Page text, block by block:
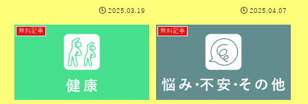
だ。先週も、今週も、そして来週
く...
2025.03.19
るような思想でも教えでもありま
せん。本当の自分はあなたのもっ
とも深い心にあるダイヤモンド、
本音中の本音の心なのです。外か
2025.04.07
無料記事 無料記事